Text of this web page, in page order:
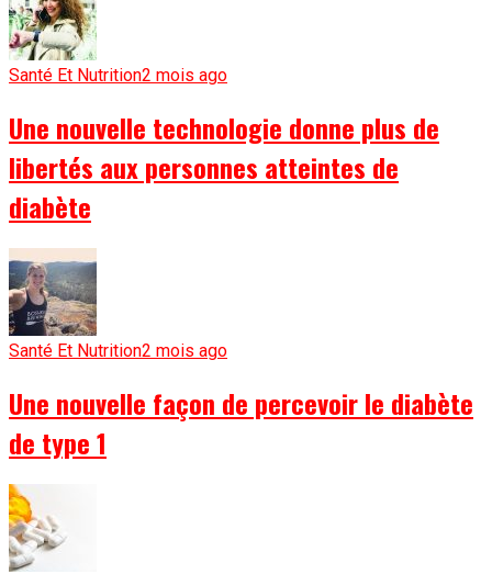
Santé Et Nutrition2 mois ago
Une nouvelle technologie donne plus de
libertés aux personnes atteintes de
diabète
Santé Et Nutrition2 mois ago
Une nouvelle façon de percevoir le diabète
de type 1